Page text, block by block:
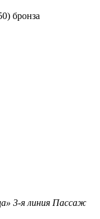
бронза
3-я линия Пассаж